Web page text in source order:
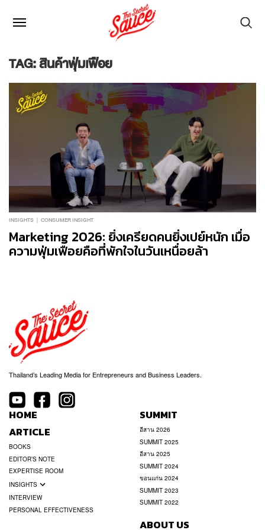
TAG: สินค้าฟุ่มเฟือย
INSIGHTS CONSUMER INSIGHT
Marketing 2026: ยิ่งเครียดคนยิ่งเปย์หนัก เมื่อ
ความฟุ่มเฟือยคือที่พักใจในวันเหนื่อยล้า
Thailand’s Leading Media for Entrepreneurs and Business Leaders.
HOME
ARTICLE
BOOKS
EDITOR’S NOTE
EXPERTISE ROOM
INSIGHTS
INTERVIEW
PERSONAL EFFECTIVENESS
SUMMIT
อีสาน 2026
SUMMIT 2025
อีสาน 2025
SUMMIT 2024
ขอนแก่น 2024
SUMMIT 2023
SUMMIT 2022
ABOUT US